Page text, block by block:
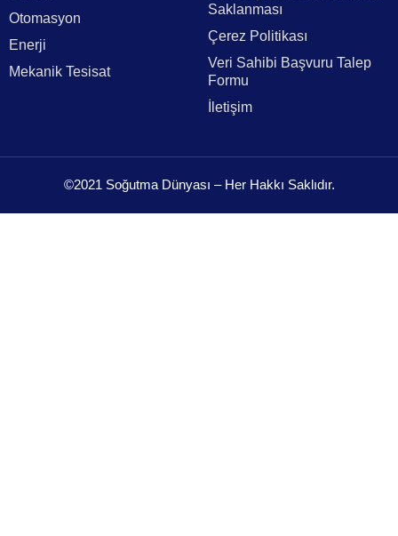
Otomasyon
Enerji
Mekanik Tesisat
Saklanması
Çerez Politikası
Veri Sahibi Başvuru Talep
Formu
İletişim
©2021 Soğutma Dünyası – Her Hakkı Saklıdır.